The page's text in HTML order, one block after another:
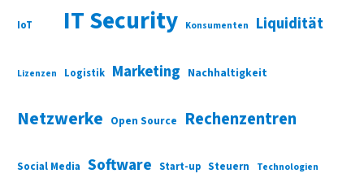
IoT IT Security Konsumenten Liquidität
Lizenzen Logistik Marketing Nachhaltigkeit
Netzwerke Open Source Rechenzentren
Social Media Software Start-up Steuern Technologien